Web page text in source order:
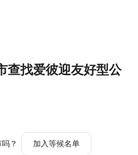
查找爱彼迎友好型公
？ 加入等候名单